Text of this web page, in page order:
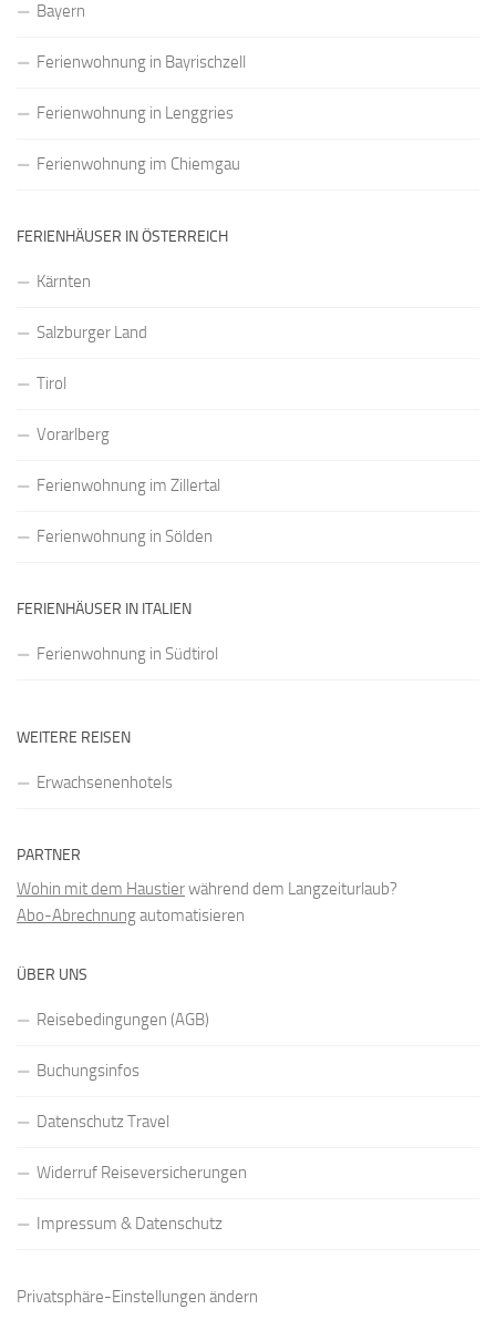
Bayern
Ferienwohnung in Bayrischzell
Ferienwohnung in Lenggries
Ferienwohnung im Chiemgau
FERIENHÄUSER IN ÖSTERREICH
Kärnten
Salzburger Land
Tirol
Vorarlberg
Ferienwohnung im Zillertal
Ferienwohnung in Sölden
FERIENHÄUSER IN ITALIEN
Ferienwohnung in Südtirol
WEITERE REISEN
Erwachsenenhotels
PARTNER
Wohin mit dem Haustierwährend dem Langzeiturlaub?
Abo-Abrechnungautomatisieren
ÜBER UNS
Reisebedingungen (AGB)
Buchungsinfos
Datenschutz Travel
Widerruf Reiseversicherungen
Impressum & Datenschutz
Privatsphäre-Einstellungen ändern